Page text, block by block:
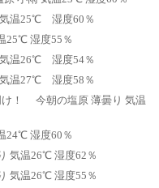
温25℃ 湿度60％
25℃ 湿度55％
温26℃ 湿度54％
温27℃ 湿度58％
け！ 今朝の塩原 薄曇り 気温
24℃ 湿度60％
気温26℃ 湿度62％
気温26℃ 湿度55％